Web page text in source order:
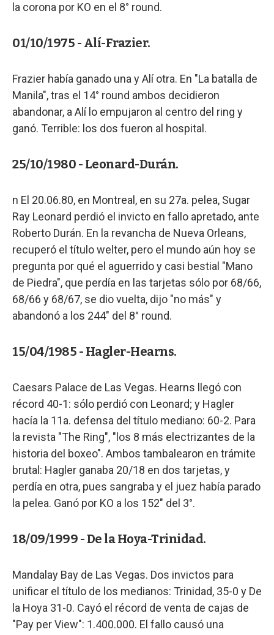
la corona por KO en el 8° round.
01/10/1975 - Alí-Frazier.
Frazier había ganado una y Alí otra. En "La batalla de
Manila", tras el 14° round ambos decidieron
abandonar, a Alí lo empujaron al centro del ring y
ganó. Terrible: los dos fueron al hospital.
25/10/1980 - Leonard-Durán.
n El 20.06.80, en Montreal, en su 27a. pelea, Sugar
Ray Leonard perdió el invicto en fallo apretado, ante
Roberto Durán. En la revancha de Nueva Orleans,
recuperó el título welter, pero el mundo aún hoy se
pregunta por qué el aguerrido y casi bestial "Mano
de Piedra", que perdía en las tarjetas sólo por 68/66,
68/66 y 68/67, se dio vuelta, dijo "no más" y
abandonó a los 244" del 8° round.
15/04/1985 - Hagler-Hearns.
Caesars Palace de Las Vegas. Hearns llegó con
récord 40-1: sólo perdió con Leonard; y Hagler
hacía la 11a. defensa del título mediano: 60-2. Para
la revista "The Ring", "los 8 más electrizantes de la
historia del boxeo". Ambos tambalearon en trámite
brutal: Hagler ganaba 20/18 en dos tarjetas, y
perdía en otra, pues sangraba y el juez había parado
la pelea. Ganó por KO a los 152" del 3°.
18/09/1999 - De la Hoya-Trinidad.
Mandalay Bay de Las Vegas. Dos invictos para
unificar el título de los medianos: Trinidad, 35-0 y De
la Hoya 31-0. Cayó el récord de venta de cajas de
"Pay per View": 1.400.000. El fallo causó una